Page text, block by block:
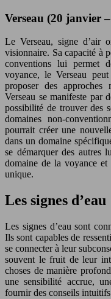
Verseau (20 janvier
Le Verseau, signe d’air
visionnaire. Sa capacité à
conventions lui permet
voyance, le Verseau
proposer des
Verseau se manifeste par
possibilité de trouver des
domaines non-
pourrait créer une
dans un domaine
se démarquer des autres
domaine de la voyance
unique.
Les signes
Les signes d’eau sont
Ils sont capables de
se connecter à leur
souvent le fruit de leur
choses de manière
une sensibilité accrue,
fournir des conseils